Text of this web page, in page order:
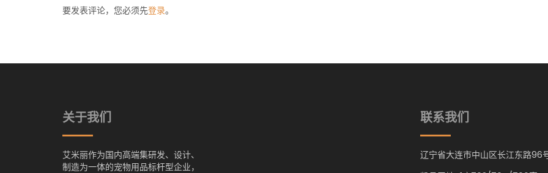
要发表评论，您必须先登录。
关于我们
艾米丽作为国内高端集研发、设计、
制造为一体的宠物用品标杆型企业，
联系我们
辽宁省大连市中山区长江东路96